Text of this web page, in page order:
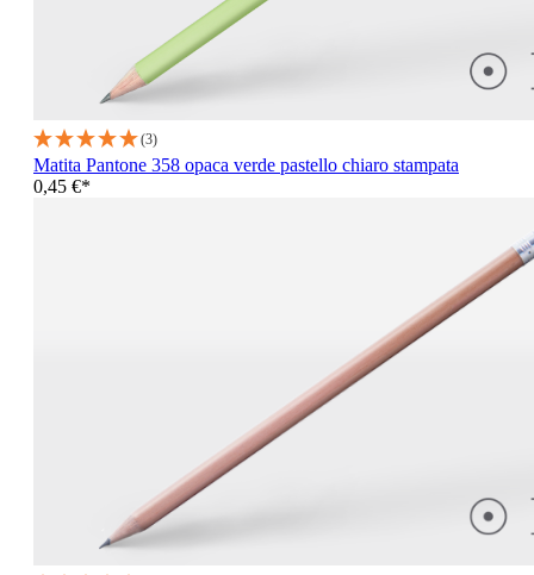
(3)
Matita Pantone 358 opaca verde pastello chiaro stampata
0,45 €*